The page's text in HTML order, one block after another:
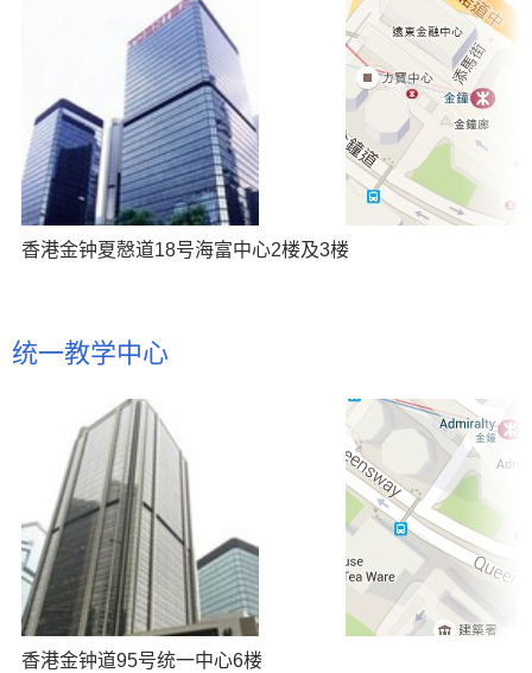
香港金钟夏慤道18号海富中心2楼及3楼
统一教学中心
香港金钟道95号统一中心6楼